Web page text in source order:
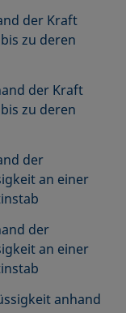
der Kraft
zu deren
der Kraft
zu deren
der
an einer
der
an einer
anhand